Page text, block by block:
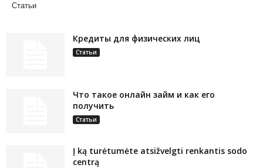
Статьи
Кредиты для физических лиц
Статьи
Что такое онлайн займ и как его
получить
Статьи
Į ką turėtumėte atsižvelgti renkantis sodo
centrą